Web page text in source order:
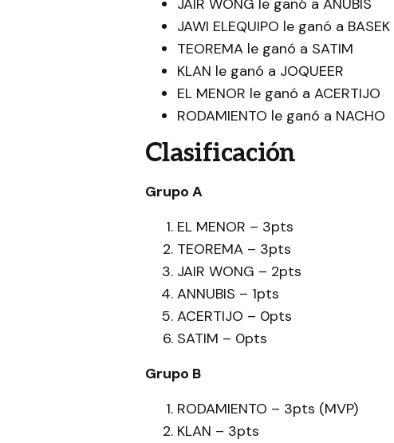
JAIR WONG le ganó a ANUBIS
JAWI ELEQUIPO le ganó a BASEK
TEOREMA le ganó a SATIM
KLAN le ganó a JOQUEER
EL MENOR le ganó a ACERTIJO
RODAMIENTO le ganó a NACHO
Clasificación
Grupo A
EL MENOR – 3pts
TEOREMA – 3pts
JAIR WONG – 2pts
ANNUBIS – 1pts
ACERTIJO – 0pts
SATIM – 0pts
Grupo B
RODAMIENTO – 3pts (MVP)
KLAN – 3pts